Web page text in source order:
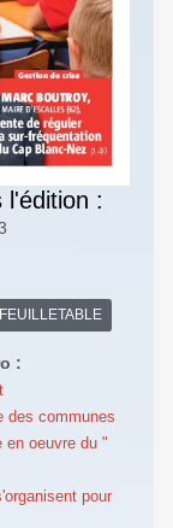
l'édition :
:
des communes
en oeuvre du "
pour